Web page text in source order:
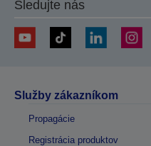
Sledujte nás
Služby zákazníkom
Propagácie
Registrácia produktov